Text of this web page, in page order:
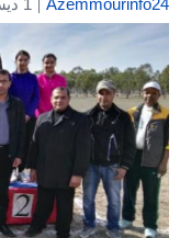
Azemmourinfo24 1 ديسمبر 2019